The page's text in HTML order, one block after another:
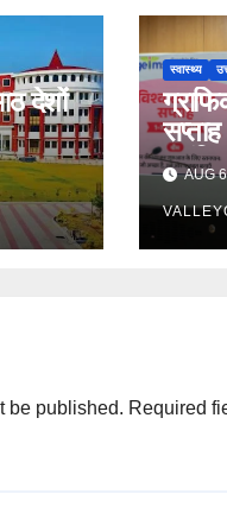
देशों
स्वास्थ्य
AUG
be published. Required